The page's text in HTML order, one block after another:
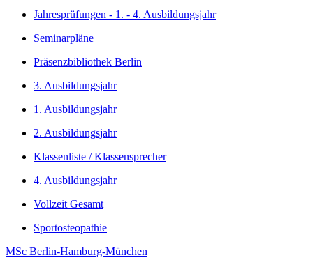
Jahresprüfungen - 1. - 4. Ausbildungsjahr
Seminarpläne
Präsenzbibliothek Berlin
3. Ausbildungsjahr
1. Ausbildungsjahr
2. Ausbildungsjahr
Klassenliste / Klassensprecher
4. Ausbildungsjahr
Vollzeit Gesamt
Sportosteopathie
MSc Berlin-Hamburg-München